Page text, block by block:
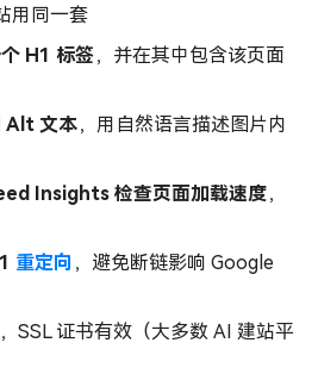
用同一套
H1 标签，并在其中包含该页面
Alt 文本，用自然语言描述图片内
Insights 检查页面加载速度，
重定向 ，避免断链影响 Google
，SSL 证书有效（大多数 AI 建站平